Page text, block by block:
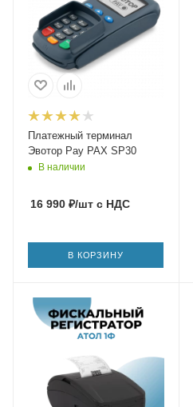
Платежный терминал
Эвотор Pay PAX SP30
В наличии
16 990 ₽/шт с НДС
В КОРЗИНУ